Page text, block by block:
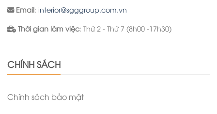
Email: interior@sgggroup.com.vn
Thời gian làm việc: Thứ 2 - Thứ 7 (8h00 -17h30)
CHÍNH SÁCH
Chính sách bảo mật